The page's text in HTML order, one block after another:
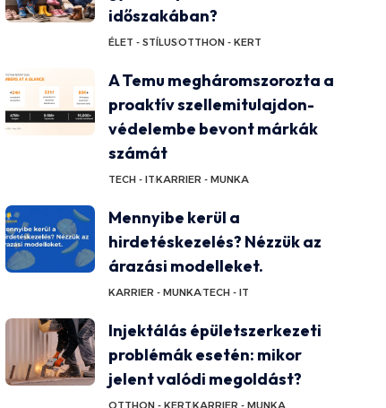
időszakában?
ÉLET - STÍLUSOTTHON - KERT
A Temu megháromszorozta a
proaktív szellemitulajdon-
védelembe bevont márkák
számát
TECH - ITKARRIER - MUNKA
Mennyibe kerül a
hirdetéskezelés? Nézzük az
árazási modelleket.
KARRIER - MUNKATECH - IT
Injektálás épületszerkezeti
problémák esetén: mikor
jelent valódi megoldást?
OTTHON - KERTKARRIER - MUNKA